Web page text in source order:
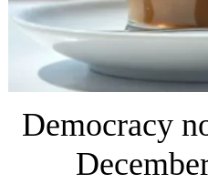
Democracy